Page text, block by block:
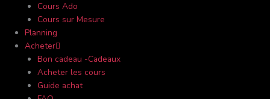
Cours Ado
Cours sur Mesure
Planning
Acheter
Bon cadeau -Cadeaux
Acheter les cours
Guide achat